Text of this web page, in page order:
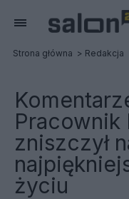
Strona główna Redakcja
Pracownik
zniszczył
życiu